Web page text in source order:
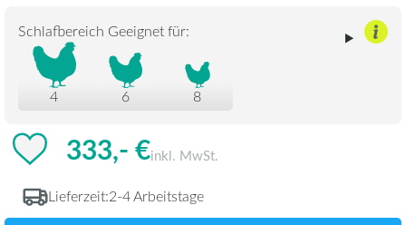
Schlafbereich Geeignet für:
4 6 8
333,- €inkl. MwSt.
Lieferzeit:2-4 Arbeitstage